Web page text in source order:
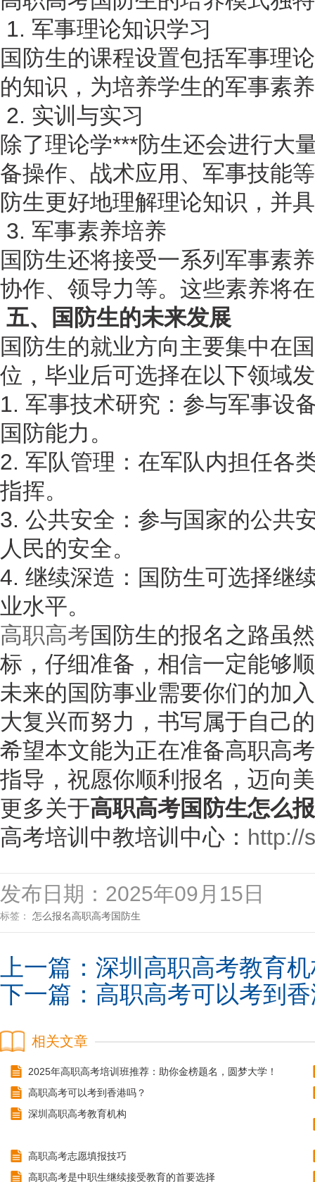
1. 军事理论知识学习
国防生的课程设置包括军事理
的知识，为培养学生的军事素
2. 实训与实习
除了理论学***防生还会进行大
备操作、战术应用、军事技能
防生更好地理解理论知识，并
3. 军事素养培养
国防生还将接受一系列军事素
协作、领导力等。这些素养将
五、国防生的未来发展
国防生的就业方向主要集中在
位，毕业后可选择在以下领域
1. 军事技术研究：参与军事设
国防能力。
2. 军队管理：在军队内担任各
指挥。
3. 公共安全：参与国家的公共
人民的安全。
4. 继续深造：国防生可选择继
业水平。
高职高考国防生的报名之路虽
标，仔细准备，相信一定能够
未来的国防事业需要你们的加
大复兴而努力，书写属于自己
希望本文能为正在准备高职高
指导，祝愿你顺利报名，迈向
更多关于高职高考国防生怎么
高考培训中教培训中心： http://
发布日期：2025年09月15日
标签： 怎么报名高职高考国防生
上一篇： 深圳高职高考教育
下一篇： 高职高考可以考到
相关文章
2025年高职高考培训班推荐：助你金榜题名，圆梦大学！
高职高考可以考到香港吗？
深圳高职高考教育机构
高职高考志愿填报技巧
高职高考是中职生继续接受教育的首要选择